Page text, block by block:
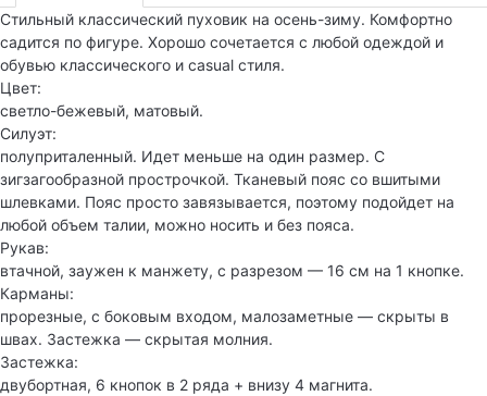
Стильный классический пуховик на осень-зиму. Комфортно
садится по фигуре. Хорошо сочетается с любой одеждой и
обувью классического и casual стиля.
Цвет:
светло-бежевый, матовый.
Силуэт:
полуприталенный. Идет меньше на один размер. С
зигзагообразной прострочкой. Тканевый пояс со вшитыми
шлевками. Пояс просто завязывается, поэтому подойдет на
любой объем талии, можно носить и без пояса.
Рукав:
втачной, заужен к манжету, с разрезом — 16 см на 1 кнопке.
Карманы:
прорезные, с боковым входом, малозаметные — скрыты в
швах. Застежка — скрытая молния.
Застежка:
двубортная, 6 кнопок в 2 ряда + внизу 4 магнита.